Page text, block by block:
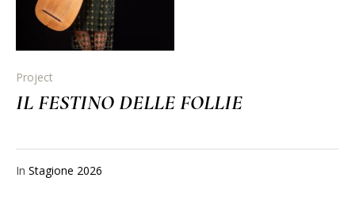
Project
IL FESTINO DELLE FOLLIE
In Stagione 2026